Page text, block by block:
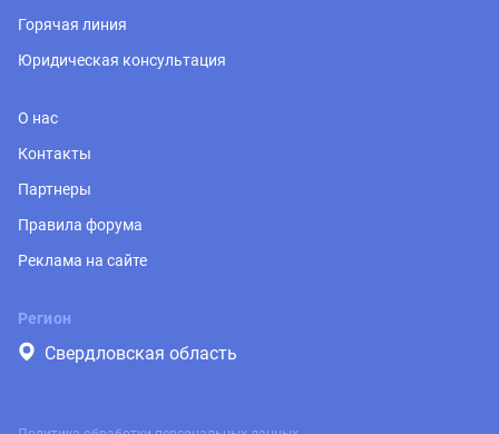
Горячая линия
Юридическая консультация
О нас
Контакты
Партнеры
Правила форума
Реклама на сайте
Регион
Свердловская область